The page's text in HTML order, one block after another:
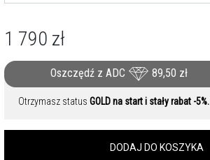
1 790 zł
Oszczędź z ADC 89,50 zł
Otrzymasz status GOLD na start i stały rabat -5%.
DODAJ DO KOSZYKA